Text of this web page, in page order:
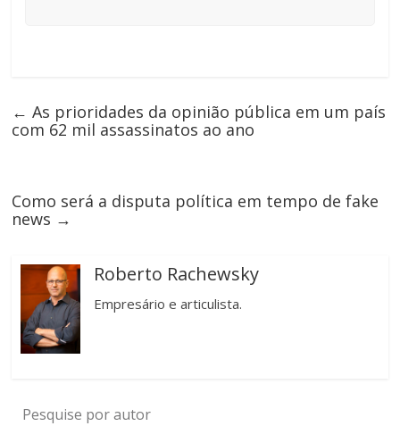
← As prioridades da opinião pública em um país
com 62 mil assassinatos ao ano
Como será a disputa política em tempo de fake
news →
Roberto Rachewsky
Empresário e articulista.
Pesquise por autor